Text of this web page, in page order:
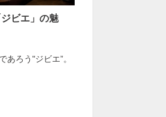
ビエ」の魅
ろう"ジビエ”。